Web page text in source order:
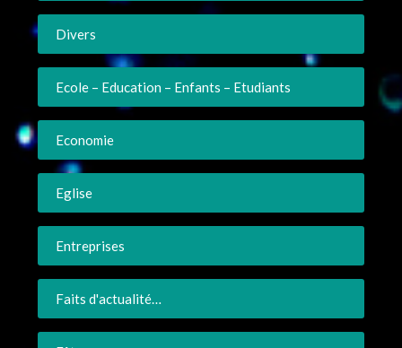
Divers
Ecole – Education – Enfants – Etudiants
Economie
Eglise
Entreprises
Faits d'actualité…